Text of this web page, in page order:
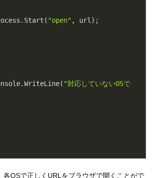
Process.Start(
"open" , url);
Console.WriteLine(
"対応していないOSで
各OSで正しくURLをブラウザで開くことがで